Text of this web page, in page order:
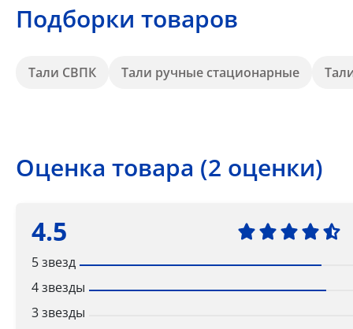
Подборки товаров
Тали СВПК Тали ручные стационарные
Оценка товара (2 оценки)
4.5
5 звезд
4 звезды
3 звезды